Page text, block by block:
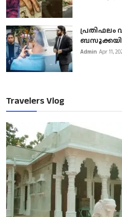
പ്രതിഫലം
Admin Apr 11,
Travelers Vlog